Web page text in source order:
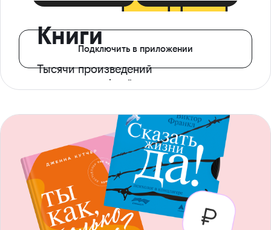
Книги
Тысячи произведений
с доступом офлайн
Подключить в приложении